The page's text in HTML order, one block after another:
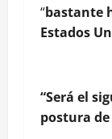
“bastante
Estados
“Será el
postura